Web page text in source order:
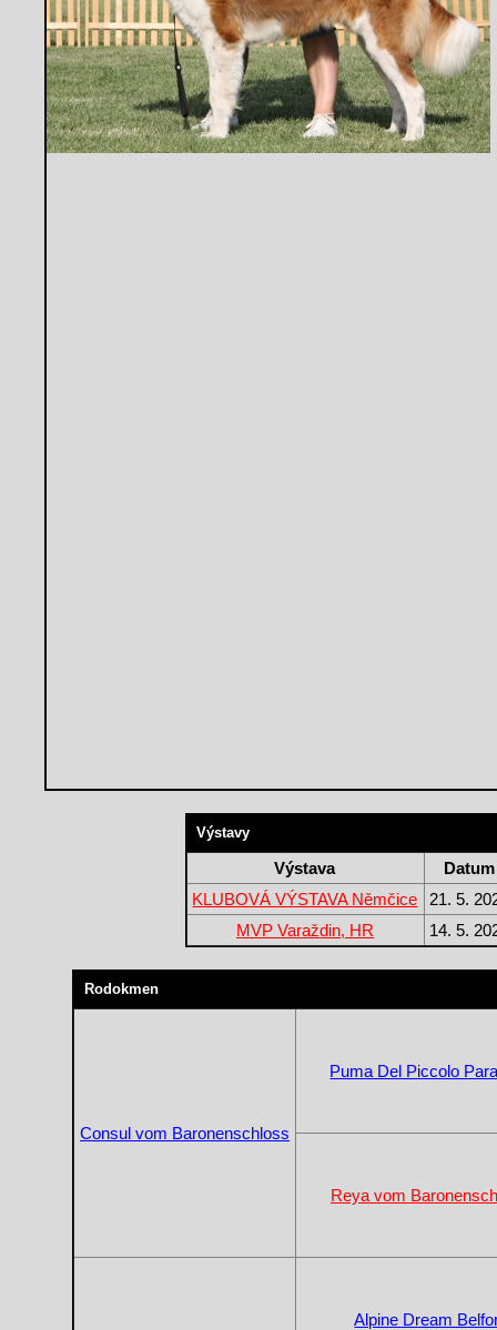
Výstavy
Výstava
Datum
KLUBOVÁ VÝSTAVA Němčice
21. 5.
MVP Varaždin, HR
14. 5.
Rodokmen
Consul vom Baronenschloss
Puma Del Piccolo
Reya vom
Alpine Dream